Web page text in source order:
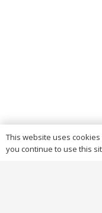
This website uses
you continue to use this